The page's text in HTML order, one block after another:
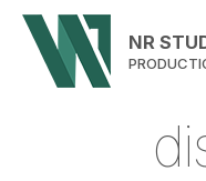
NR
di